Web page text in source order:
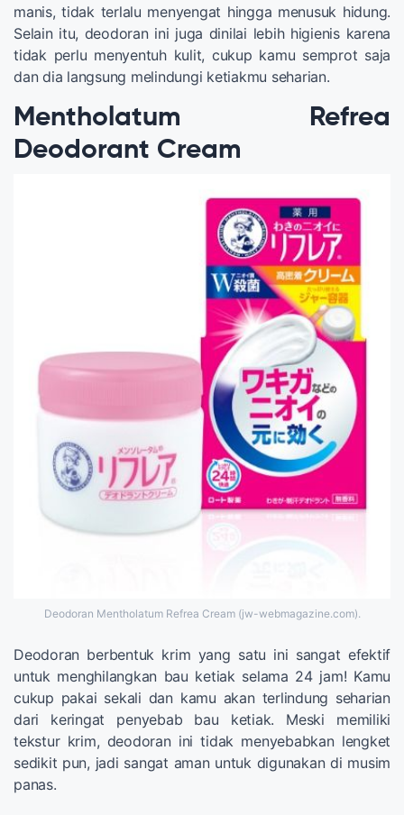
manis, tidak terlalu menyengat hingga menusuk hidung.
Selain itu, deodoran ini juga dinilai lebih higienis karena
tidak perlu menyentuh kulit, cukup kamu semprot saja
dan dia langsung melindungi ketiakmu seharian.
Mentholatum Refrea
Deodorant Cream
Deodoran Mentholatum Refrea Cream (jw-webmagazine.com).
Deodoran berbentuk krim yang satu ini sangat efektif
untuk menghilangkan bau ketiak selama 24 jam! Kamu
cukup pakai sekali dan kamu akan terlindung seharian
dari keringat penyebab bau ketiak. Meski memiliki
tekstur krim, deodoran ini tidak menyebabkan lengket
sedikit pun, jadi sangat aman untuk digunakan di musim
panas.